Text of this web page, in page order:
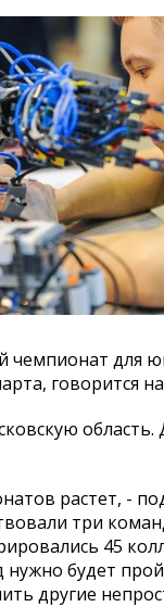
для
говорится
растет, -
три
45
будет
другие